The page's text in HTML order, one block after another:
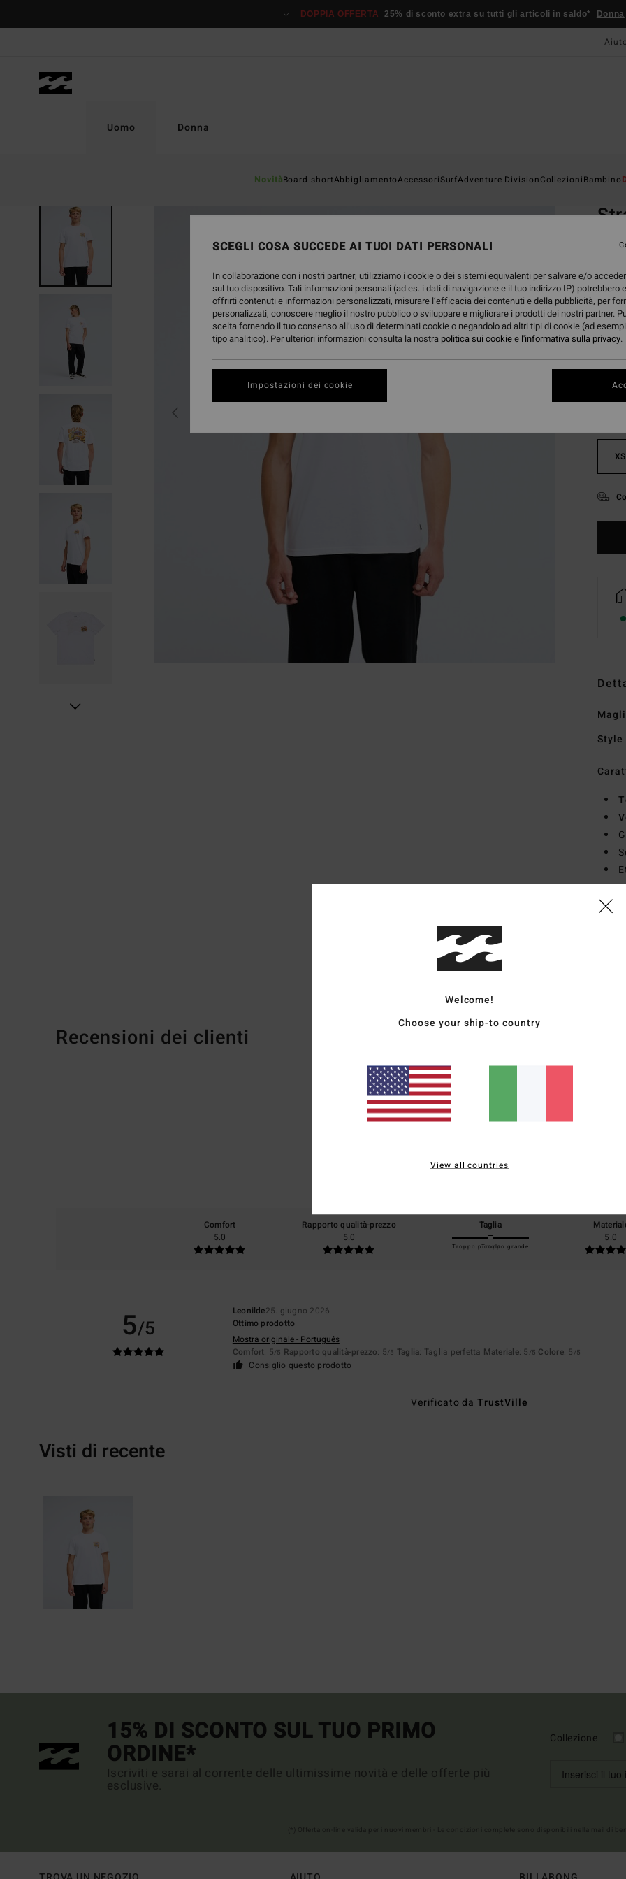
prodotto
DOPPIA OFFERTA 25% di sconto extra su tutti gli articoli in saldo* Donna
Uomo
NovitàBoard shortAbbigliamentoAccessoriSurfAdventure DivisionCollezioniBambino
Donna
ECO-
Colori
XS
Style
Recensioni dei clienti
Punteggio medio
5.0
Comfort
5.0
Rapporto qualità-prezzo
5.0
Taglia
Troppo piccoloTroppo grande
5.0
5/5
Leonilde25. giugno 2026
Ottimo prodotto
Mostra originale - Português
Comfort: 5/5 Rapporto qualità-prezzo: 5/5 Taglia: Taglia perfetta Materiale: 5 /5 Colore: 5 /5
Consiglio questo prodotto
Verificato daTrustVille
Visti di recente
15% DI SCONTO SUL TUO PRIMO
ORDINE*
Iscriviti e sarai al corrente delle ultimissime novità e delle offerte più
esclusive.
Collezione
Welcome!
Choose your ship-to country
View all countries
SCEGLI COSA SUCCEDE AI TUOI DATI PERSONALI
In collaborazione con i nostri partner, utilizziamo i cookie o dei sistemi equivalenti per salvare e/o
sul tuo dispositivo. Tali informazioni personali (ad es. i dati di navigazione e il tuo indirizzo IP) potrebbero
offrirti contenuti e informazioni personalizzati, misurare l’efficacia dei contenuti e della pubblicità, per
personalizzati, conoscere meglio il nostro pubblico o sviluppare e migliorare i prodotti dei nostri partner.
scelta fornendo il tuo consenso all’uso di determinati cookie o negandolo ad altri tipi di cookie (ad
tipo analitico). Per ulteriori informazioni consulta la nostra politica sui cookiee l'informativa sulla privacy.
Impostazioni dei cookie